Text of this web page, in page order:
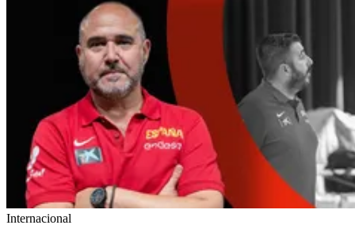
Internacional